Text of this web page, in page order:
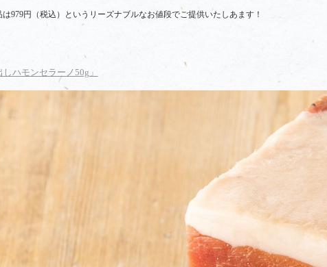
979円（税込）というリーズナブルなお値段でご提供いたしあます！
ハモンセラーノ50g」